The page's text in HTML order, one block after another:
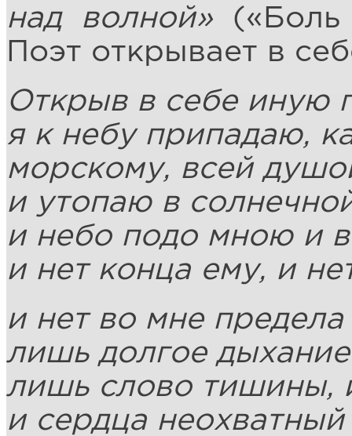
над волной»(«Боль
Поэт открывает в
Открыв в себе иную
я к небу припадаю,
морскому, всей
и утопаю в
и небо подо мною и
и нет конца ему, и
и нет во мне предела
лишь долгое
лишь слово тишины,
и сердца